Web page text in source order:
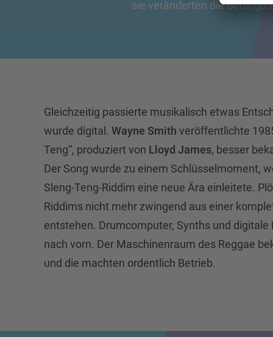
sie veränderten die
Gleichzeitig passierte musikalisch etwas
wurde digital. Wayne Smith veröffentlichte
Teng“, produziert von Lloyd James, besser
Der Song wurde zu einem Schlüsselmoment,
Sleng-Teng-Riddim eine neue Ära einleitete.
Riddims nicht mehr zwingend aus einer
entstehen. Drumcomputer, Synths und
nach vorn. Der Maschinenraum des Reggae
und die machten ordentlich Betrieb.